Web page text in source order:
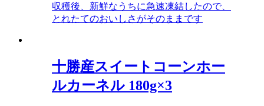
収穫後、新鮮なうちに急速凍結したので、
とれたてのおいしさがそのままです
十勝産スイートコーンホー
ルカーネル 180g×3